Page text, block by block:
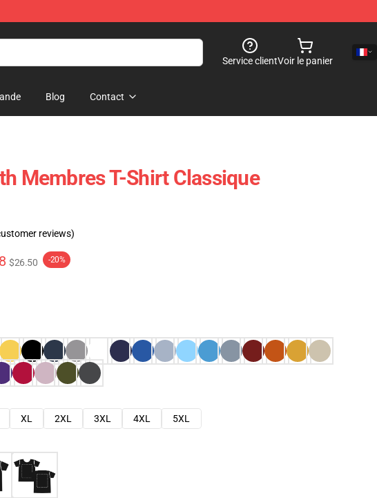
Service clientVoir le panier
Blog Contact
Membres T-Shirt Classique
reviews)
$26.50 -20%
XL 2XL 3XL 4XL
5XL